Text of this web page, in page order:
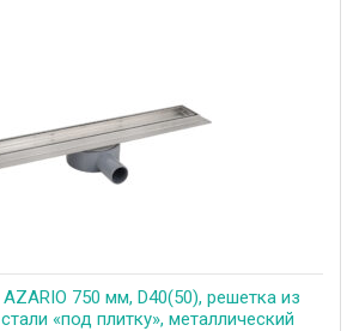
750 мм, D40(50), решетка из
«под плитку», металлический